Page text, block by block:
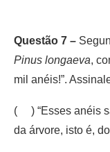
Questão 7 –
Pinus longaeva,
mil anéis!”.
( ) “Esses anéis
da árvore, isto é,